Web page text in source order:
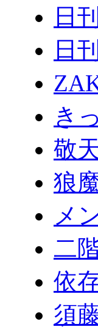
日
日
き
敬
狼
メ
二
依
須